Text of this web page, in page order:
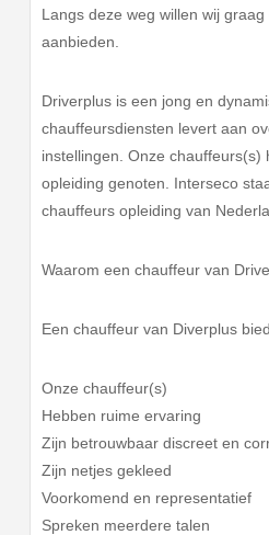
Langs deze weg willen wij
aanbieden.
Driverplus is een jong en
chauffeursdiensten levert aan
instellingen. Onze chauffeurs(s)
opleiding genoten. Interseco
chauffeurs opleiding van
Waarom een chauffeur
Een chauffeur van Diverplus
Onze chauffeur(s)
Hebben ruime ervaring
Zijn betrouwbaar discreet en
Zijn netjes gekleed
Voorkomend en representatief
Spreken meerdere talen